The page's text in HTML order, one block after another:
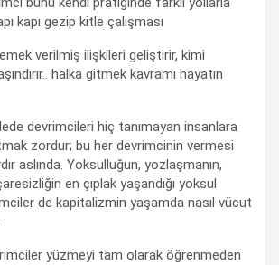
kapı gezip kitle çalışması
verilmiş ilişkileri geliştirir, kimi
halka gitmek kavramı hayatın
devrimcileri hiç tanımayan insanlara
zordur; bu her devrimcinin vermesi
aslında. Yoksulluğun, yozlaşmanın,
en çıplak yaşandığı yoksul
de kapitalizmin yaşamda nasıl vücut
yüzmeyi tam olarak öğrenmeden